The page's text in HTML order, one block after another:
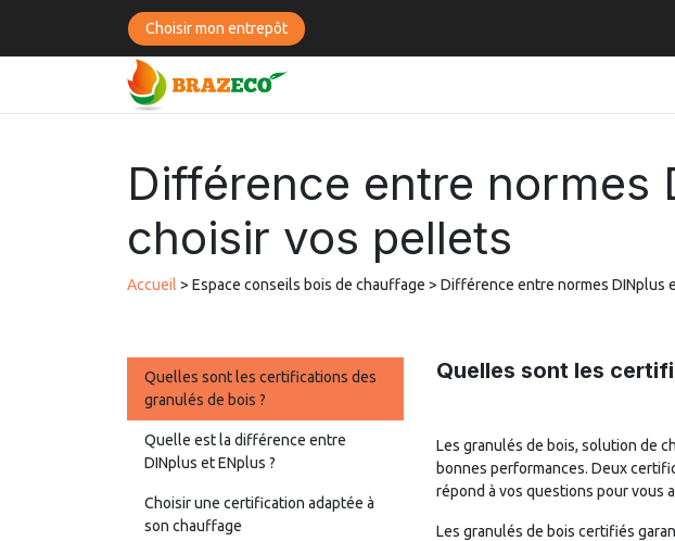
Se rendre au contenu
Choisir mon entrepôt
Différence entre normes
choisir vos pellets
Accueil > Espace conseils bois de chauffage > Différence entre normes DINplus
Quelles sont les certifications des
granulés de bois ?
Quelle est la différence entre
DINplus et ENplus ?
Choisir une certification adaptée à
son chauffage
Quelles sont les
Les granulés de bois, solution de
bonnes performances. Deux
répond à vos questions pour vous
Les granulés de bois certifiés